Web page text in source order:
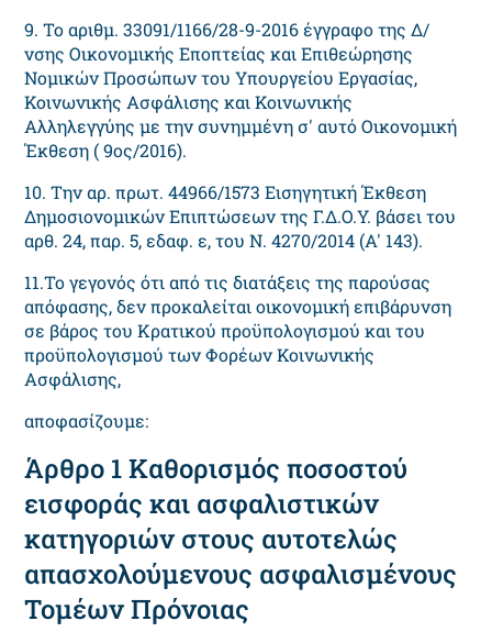
9. Το αριθμ. 33091/1166/28-9-2016 έγγραφο της Δ/
νσης Οικονομικής Εποπτείας και Επιθεώρησης
Νομικών Προσώπων του Υπουργείου Εργασίας,
Κοινωνικής Ασφάλισης και Κοινωνικής
Αλληλεγγύης με την συνημμένη σ' αυτό Οικονομική
Έκθεση ( 9ος/2016).
10. Την αρ. πρωτ. 44966/1573 Εισηγητική Έκθεση
Δημοσιονομικών Επιπτώσεων της Γ.Δ.Ο.Υ. βάσει του
αρθ. 24, παρ. 5, εδαφ. ε, του Ν. 4270/2014 (Α' 143).
11.Το γεγονός ότι από τις διατάξεις της παρούσας
απόφασης, δεν προκαλείται οικονομική επιβάρυνση
σε βάρος του Κρατικού προϋπολογισμού και του
προϋπολογισμού των Φορέων Κοινωνικής
Ασφάλισης,
αποφασίζουμε:
Άρθρο 1 Καθορισμός ποσοστού
εισφοράς και ασφαλιστικών
κατηγοριών στους αυτοτελώς
απασχολούμενους ασφαλισμένους
Τομέων Πρόνοιας